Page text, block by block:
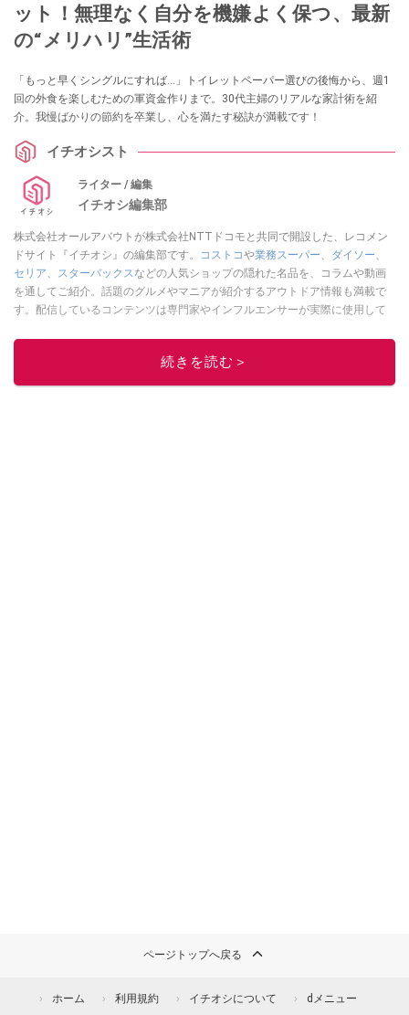
ット！無理なく自分を機嫌よく保つ、最新
の“メリハリ”生活術
「もっと早くシングルにすれば…」トイレットペーパー選びの後悔から、週1
回の外食を楽しむための軍資金作りまで。30代主婦のリアルな家計術を紹
介。我慢ばかりの節約を卒業し、心を満たす秘訣が満載です！
イチオシスト
ライター / 編集
イチオシ編集部
株式会社オールアバウトが株式会社NTTドコモと共同で開設した、レコメン
ドサイト『イチオシ』の編集部です。
コストコや業務スーパー、 ダイソー、
セリア、 スターバックスなどの人気ショップの隠れた名品を、コラムや動画
を通してご紹介。話題のグルメやマニアが紹介するアウトドア情報も満載で
す。配信しているコンテンツは専門家やインフルエンサーが実際に使用して
ニュースでフォロー
続きを読む＞
ページトップへ戻る
ホーム 利用規約 イチオシについて dメニュー